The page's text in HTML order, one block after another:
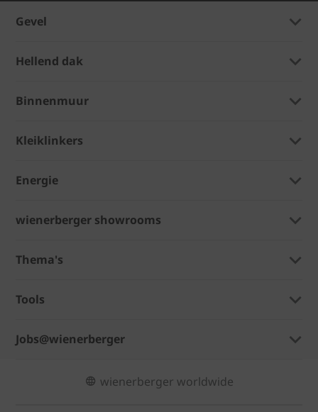
Gevel
Hellend dak
Binnenmuur
Kleiklinkers
Energie
wienerberger showrooms
Thema's
Tools
Jobs@wienerberger
wienerberger worldwide